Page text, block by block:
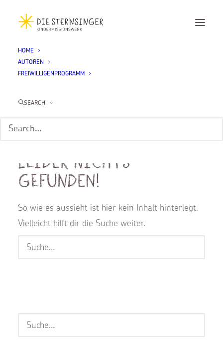
HOME
AUTOREN
FREIWILLIGENPROGRAMM
SEARCH
Antonia Köglmayr
Leider nichts
gefunden!
So wie es aussieht ist hier kein Inhalt hinterlegt.
Vielleicht hilft dir die Suche weiter.